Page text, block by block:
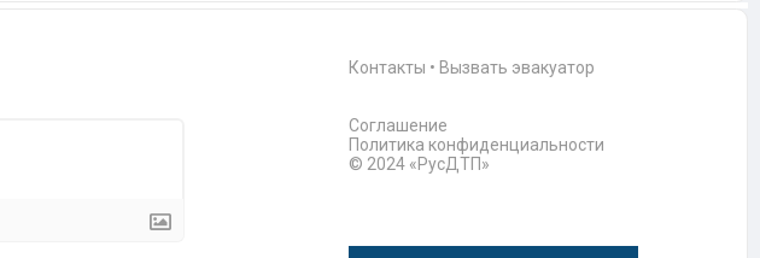
Контакты • Вызвать эвакуатор
Соглашение
Политика конфиденциальности
© 2024 «РусДТП»